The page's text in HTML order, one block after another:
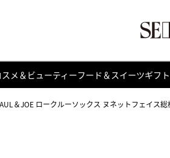
スメ＆ビューティーフード＆スイーツギフト
＆JOE ロークルーソックス ヌネットフェイス